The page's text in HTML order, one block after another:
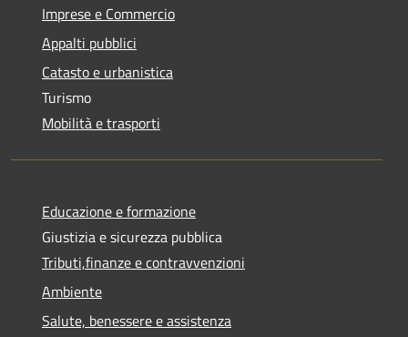
Imprese e Commercio
Appalti pubblici
Catasto e urbanistica
Turismo
Mobilità e trasporti
Educazione e formazione
Giustizia e sicurezza pubblica
Tributi,finanze e contravvenzioni
Ambiente
Salute, benessere e assistenza